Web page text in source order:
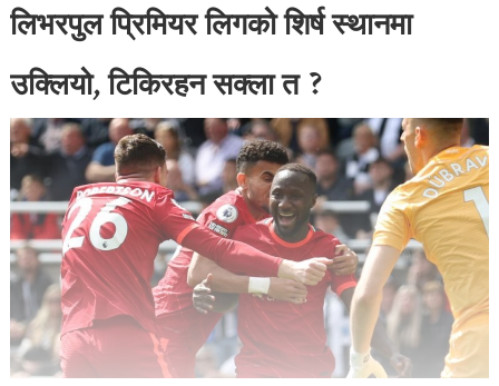
लिभरपुल प्रिमियर लिगको शिर्ष स्थानमा
उक्लियो, टिकिरहन सक्ला त ?